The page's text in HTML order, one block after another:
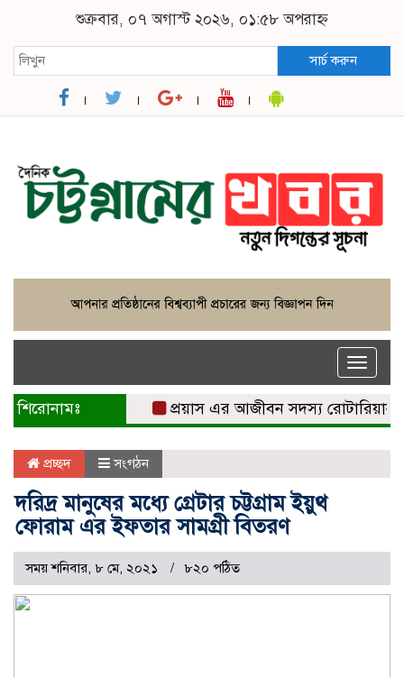
শুক্রবার, ০৭ অগাস্ট ২০২৬, ০১:৫৮ অপরাহ্ন
সার্চ করুন
Toggle
শিরোনামঃ প্রয়াস এর আজীবন সদস্য রোটারিয়ান
প্রচ্ছদ সংগঠন
দরিদ্র মানুষের মধ্যে গ্রেটার চট্টগ্রাম ইয়ুথ
ফোরাম এর ইফতার সামগ্রী বিতরণ
সময় শনিবার, ৮ মে, ২০২১ ৮২০ পঠিত